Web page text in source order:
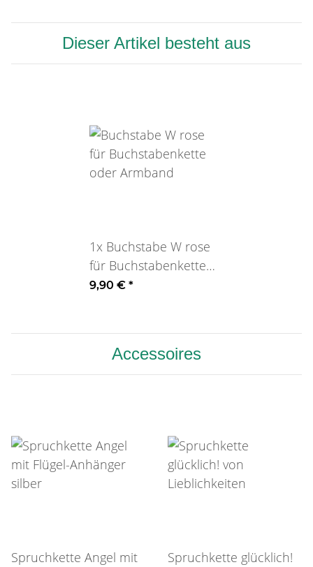
Dieser Artikel besteht aus
1x Buchstabe W rose
für Buchstabenkette
oder Armband
9,90 € *
Accessoires
Spruchkette Angel mit
Spruchkette glücklich!